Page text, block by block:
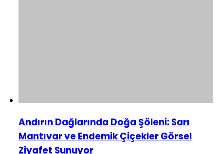
Andırın Dağlarında Doğa Şöleni: Sarı
Mantıvar ve Endemik Çiçekler Görsel
Ziyafet Sunuyor